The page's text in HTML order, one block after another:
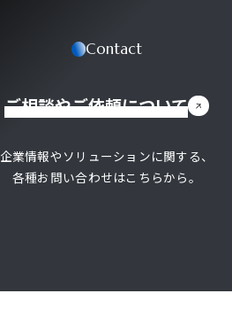
Contact
ご相談やご依頼について
企業情報やソリューションに関する、
各種お問い合わせはこちらから。